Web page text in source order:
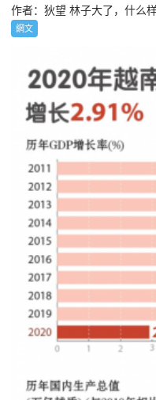
作者：狄望 林子大了，什么
網文